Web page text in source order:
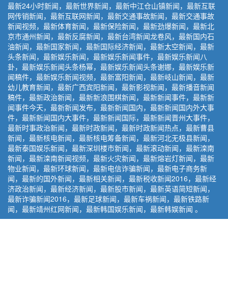
最新24小时新闻，最新世界新闻，最新中江仓山镇新闻，最新互联
网传销新闻，最新互联网新闻，最新交通事故新闻，最新交通事故
新闻视频，最新体育新闻，最新保险新闻，最新劲爆新闻，最新北
京市通州新闻，最新反腐新闻，最新台湾新闻龙卷风，最新国内石
油新闻，最新国家新闻，最新国际经济新闻，最新太空新闻，最新
头条新闻，最新娱乐新闻，最新娱乐新闻事件，最新娱乐新闻八
卦，最新娱乐新闻头条杨幂，最新娱乐新闻头条谢娜，最新娱乐新
闻稿件，最新娱乐新闻视频，最新富阳新闻，最新岐山新闻，最新
幼儿教育新闻，最新广西宾阳新闻，最新影视新闻，最新播音新闻
稿件，最新政治新闻，最新新浪围棋新闻，最新新闻事件，最新新
闻事件今天，最新新闻发布，最新新闻国内，最新新闻国内外大事
件，最新新闻国内大事件，最新新闻国际，最新新闻晋州大事件，
最新时事政治新闻，最新时政新闻，最新时政新闻热点，最新曹县
新闻，最新核电新闻，最新核电筹备新闻，最新河北无极县新闻，
最新泰国娱乐新闻，最新深圳楼市新闻，最新滚动新闻，最新滦南
新闻，最新滦南新闻视频，最新火灾新闻，最新熔岩灯新闻，最新
物业新闻，最新环球新闻，最新电信诈骗新闻，最新电子商务新
闻，最新的国外新闻，最新相关新闻，最新税收新闻2016，最新经
济政治新闻，最新经济新闻，最新股市新闻，最新英语简短新闻，
最新诈骗新闻2016，最新足球新闻，最新车祸新闻，最新铁路新
闻，最新靖州红网新闻，最新韩国娱乐新闻，最新韩娱新闻 。